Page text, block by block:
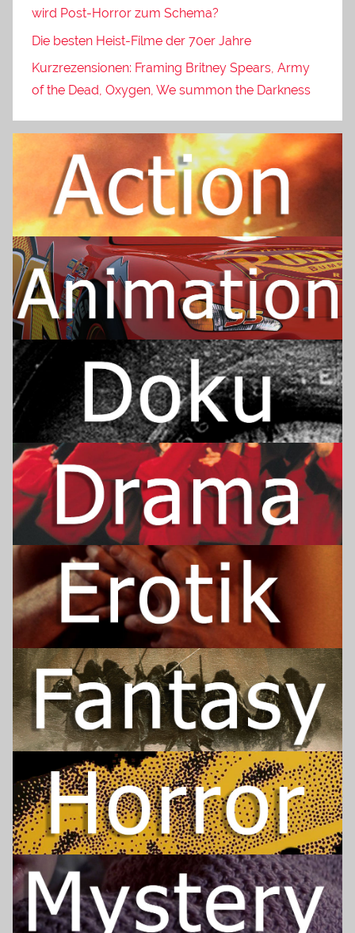
wird Post-Horror zum Schema?
Die besten Heist-Filme der 70er Jahre
Kurzrezensionen: Framing Britney Spears, Army
of the Dead, Oxygen, We summon the Darkness